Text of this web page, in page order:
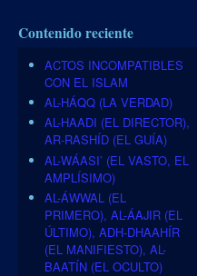
Contenido reciente
ACTOS INCOMPATIBLES
CON EL ISLAM
AL-HÁQQ (LA VERDAD)
AL-HAADI (EL DIRECTOR),
AR-RASHÍD (EL GUÍA)
AL-WÁASI’ (EL VASTO, EL
AMPLÍSIMO)
AL-ÁWWAL (EL
PRIMERO), AL-ÁAJIR (EL
ÚLTIMO), ADH-DHAAHÍR
(EL MANIFIESTO), AL-
BAATÍN (EL OCULTO)